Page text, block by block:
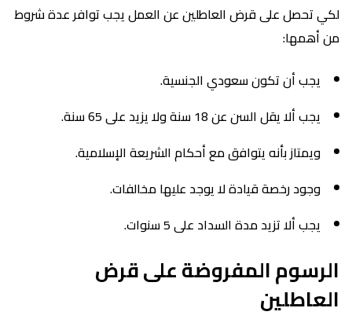
لكي تحصل على قرض العاطلين عن العمل يجب توافر عدة شروط
من أهمها:
يجب أن تكون سعودي الجنسية.
يجب ألا يقل السن عن 18 سنة ولا يزيد على 65 سنة.
ويمتاز بأنه يتوافق مع أحكام الشريعة الإسلامية.
وجود رخصة قيادة لا يوجد عليها مخالفات.
يجب ألا تزيد مدة السداد على 5 سنوات.
الرسوم المفروضة على قرض
العاطلين